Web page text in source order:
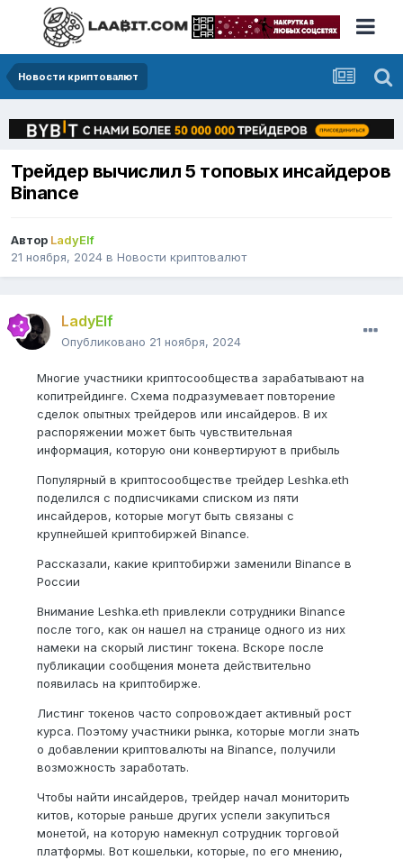
Новости криптовалют
Трейдер вычислил 5 топовых инсайдеров
Binance
Автор LadyElf
21 ноября, 2024 в Новости криптовалют
LadyElf
Опубликовано 21 ноября, 2024
Многие участники криптосообщества зарабатывают на
копитрейдинге. Схема подразумевает повторение
сделок опытных трейдеров или инсайдеров. В их
распоряжении может быть чувствительная
информация, которую они конвертируют в прибыль
Популярный в криптосообществе трейдер Leshka.eth
поделился с подписчиками списком из пяти
инсайдеров, которые могут быть связаны с
крупнейшей криптобиржей Binance.
Рассказали, какие криптобиржи заменили Binance в
России
Внимание Leshka.eth привлекли сотрудники Binance
после того, как он нашел на странице одного из них
намеки на скорый листинг токена. Вскоре после
публикации сообщения монета действительно
появилась на криптобирже.
Листинг токенов часто сопровождает активный рост
курса. Поэтому участники рынка, которые могли знать
о добавлении криптовалюты на Binance, получили
возможность заработать.
Чтобы найти инсайдеров, трейдер начал мониторить
китов, которые раньше других успели закупиться
монетой, на которую намекнул сотрудник торговой
платформы. Вот кошельки, которые, по его мнению,